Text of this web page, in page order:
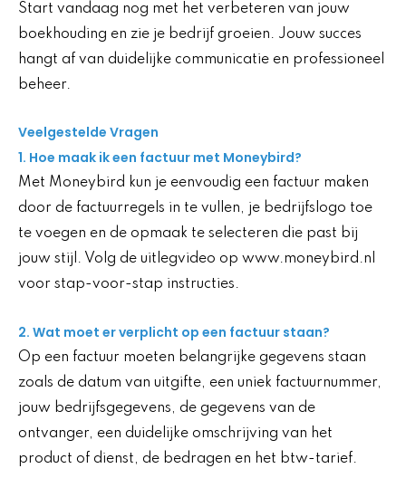
Start vandaag nog met het verbeteren van jouw
boekhouding en zie je bedrijf groeien. Jouw succes
hangt af van duidelijke communicatie en professioneel
beheer.
Veelgestelde Vragen
1. Hoe maak ik een factuur met Moneybird?
Met Moneybird kun je eenvoudig een factuur maken
door de factuurregels in te vullen, je bedrijfslogo toe
te voegen en de opmaak te selecteren die past bij
jouw stijl. Volg de uitlegvideo op www.moneybird.nl
voor stap-voor-stap instructies.
2. Wat moet er verplicht op een factuur staan?
Op een factuur moeten belangrijke gegevens staan
zoals de datum van uitgifte, een uniek factuurnummer,
jouw bedrijfsgegevens, de gegevens van de
ontvanger, een duidelijke omschrijving van het
product of dienst, de bedragen en het btw-tarief.